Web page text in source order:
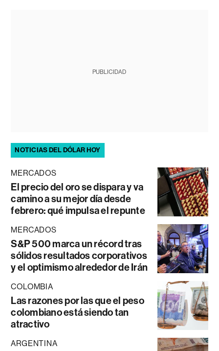
PUBLICIDAD
NOTICIAS DEL DÓLAR HOY
MERCADOS
El precio del oro se dispara y va
camino a su mejor día desde
febrero: qué impulsa el repunte
MERCADOS
S&P 500 marca un récord tras
sólidos resultados corporativos
y el optimismo alrededor de Irán
COLOMBIA
Las razones por las que el peso
colombiano está siendo tan
atractivo
ARGENTINA